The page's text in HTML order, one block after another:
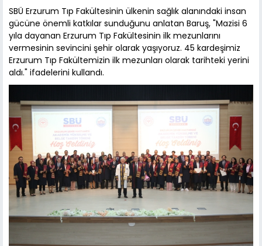
SBÜ Erzurum Tıp Fakültesinin ülkenin sağlık alanındaki insan
gücüne önemli katkılar sunduğunu anlatan Baruş, "Mazisi 6
yıla dayanan Erzurum Tıp Fakültesinin ilk mezunlarını
vermesinin sevincini şehir olarak yaşıyoruz. 45 kardeşimiz
Erzurum Tıp Fakültemizin ilk mezunları olarak tarihteki yerini
aldı." ifadelerini kullandı.